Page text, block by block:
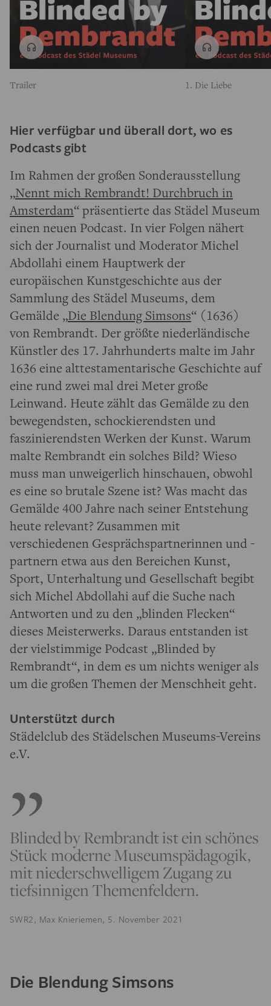
Trailer 1. Die Liebe
Hier verfügbar und überall dort, wo es
Podcasts gibt
Im Rahmen der großen Sonderausstellung
„Nennt mich Rembrandt! Durchbruch in
Amsterdam“ präsentierte das Städel Museum
einen neuen Podcast. In vier Folgen nähert
sich der Journalist und Moderator Michel
Abdollahi einem Hauptwerk der
europäischen Kunstgeschichte aus der
Sammlung des Städel Museums, dem
Gemälde „Die Blendung Simsons“ (1636)
von Rembrandt. Der größte niederländische
Künstler des 17. Jahrhunderts malte im Jahr
1636 eine alttestamentarische Geschichte auf
eine rund zwei mal drei Meter große
Leinwand. Heute zählt das Gemälde zu den
bewegendsten, schockierendsten und
faszinierendsten Werken der Kunst. Warum
malte Rembrandt ein solches Bild? Wieso
muss man unweigerlich hinschauen, obwohl
es eine so brutale Szene ist? Was macht das
Gemälde 400 Jahre nach seiner Entstehung
heute relevant? Zusammen mit
verschiedenen Gesprächspartnerinnen und -
partnern etwa aus den Bereichen Kunst,
Sport, Unterhaltung und Gesellschaft begibt
sich Michel Abdollahi auf die Suche nach
Antworten und zu den „blinden Flecken“
dieses Meisterwerks. Daraus entstanden ist
der vielstimmige Podcast „Blinded by
Rembrandt“, in dem es um nichts weniger als
um die großen Themen der Menschheit geht.
Unterstützt durch
Städelclub des Städelschen Museums-Vereins
e.V.
Blinded by Rembrandt ist ein schönes
Stück moderne Museumspädagogik,
mit niederschwelligem Zugang zu
tiefsinnigen Themenfeldern.
SWR2, Max Knieriemen, 5. November 2021
Die Blendung Simsons